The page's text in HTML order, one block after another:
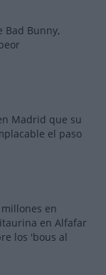
Bad Bunny,
Madrid que su
el paso
en
en Alfafar
los 'bous al